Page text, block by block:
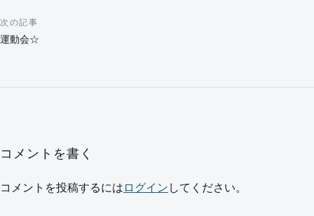
次の記事
運動会☆
コメントを書く
コメントを投稿するには ログイン してください。